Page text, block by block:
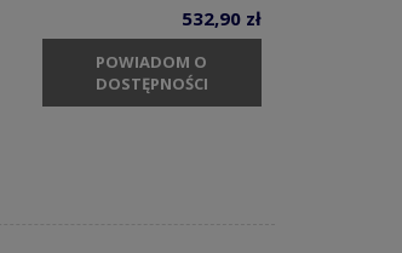
532,90 zł
POWIADOM O
DOSTĘPNOŚCI